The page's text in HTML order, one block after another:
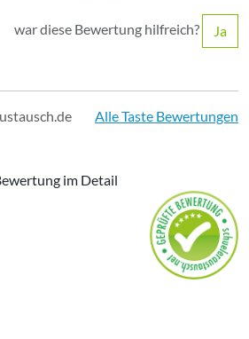
war diese Bewertung hilfreich? Ja
Alle Taste Bewertungen
im Detail